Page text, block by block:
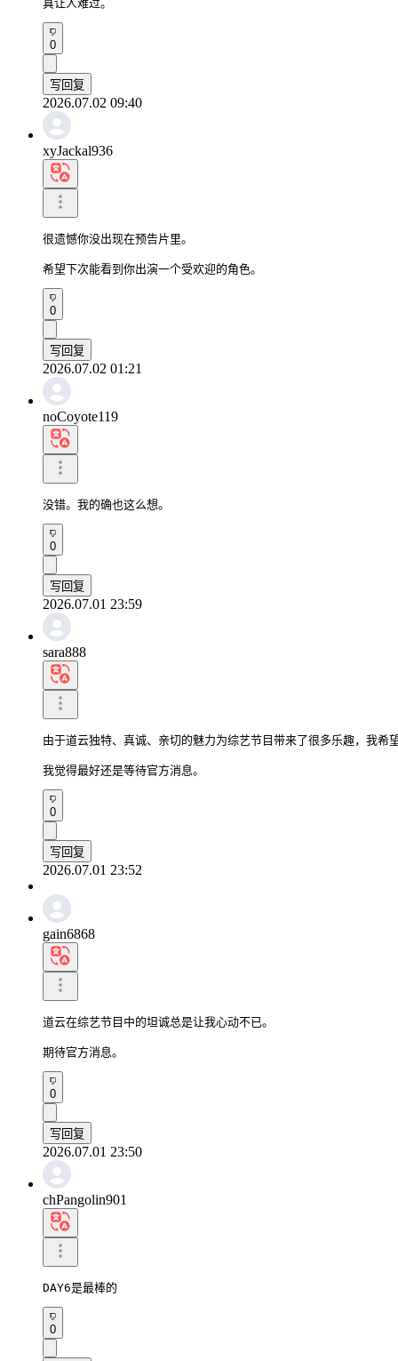
真让人难过。
0
写回复
2026.07.02 09:40
xyJackal936
很遗憾你没出现在预告片里。
希望下次能看到你出演一个受欢迎的角色。
0
写回复
2026.07.02 01:21
noCoyote119
没错。我的确也这么想。
0
写回复
2026.07.01 23:59
sara888
由于道云独特、真诚、亲切的魅力为综艺节目带来了很多乐趣，我希
我觉得最好还是等待官方消息。
0
写回复
2026.07.01 23:52
gain6868
道云在综艺节目中的坦诚总是让我心动不已。
期待官方消息。
0
写回复
2026.07.01 23:50
chPangolin901
DAY6是最棒的
0